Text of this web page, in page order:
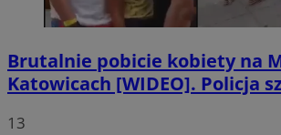
Brutalnie pobicie kobiety na
Katowicach [WIDEO]. Policja
13